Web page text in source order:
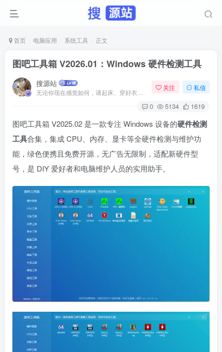
首页 电脑应用 系统工具 正文
图吧工具箱 V2026.01：Windows 硬件检测工具
搜源站 关注 私信
0 5134 1619
图吧工具箱 V2025.02 是一款专注 Windows 设备的硬件检测
工具合集，集成 CPU、内存、显卡等全硬件检测与维护功
能，绿色便携且免费开源，无广告无限制，适配新硬件型
号，是 DIY 爱好者和电脑维护人员的实用助手。